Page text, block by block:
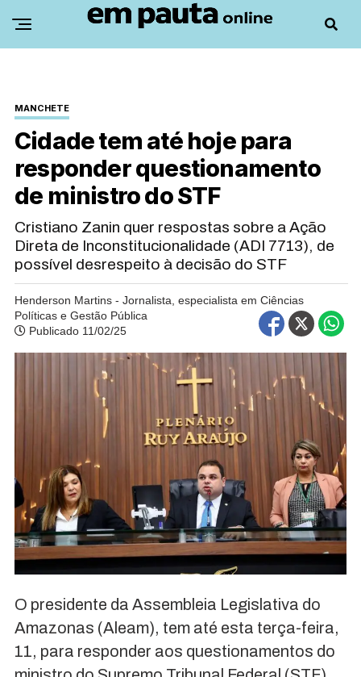
MANCHETE
Cidade tem até hoje para
responder questionamento
de ministro do STF
Cristiano Zanin quer respostas sobre a Ação
Direta de Inconstitucionalidade (ADI 7713), de
possível desrespeito à decisão do STF
Henderson Martins - Jornalista, especialista em Ciências
Políticas e Gestão Pública
Publicado 11/02/25
O presidente da Assembleia Legislativa do
Amazonas (Aleam), tem até esta terça-feira,
11, para responder aos questionamentos do